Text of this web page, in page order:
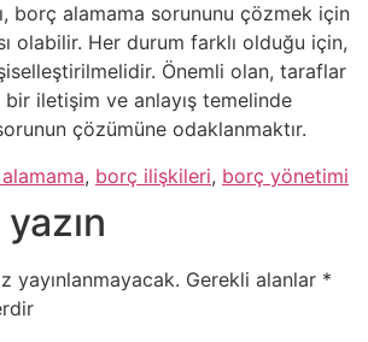
borç alamama sorununu çözmek için
olabilir. Her durum farklı olduğu için,
Önemli olan, taraflar
bir iletişim ve anlayış temelinde
çözümüne odaklanmaktır.
, borç ilişkileri, borç yönetimi
yayınlanmayacak. Gerekli alanlar *